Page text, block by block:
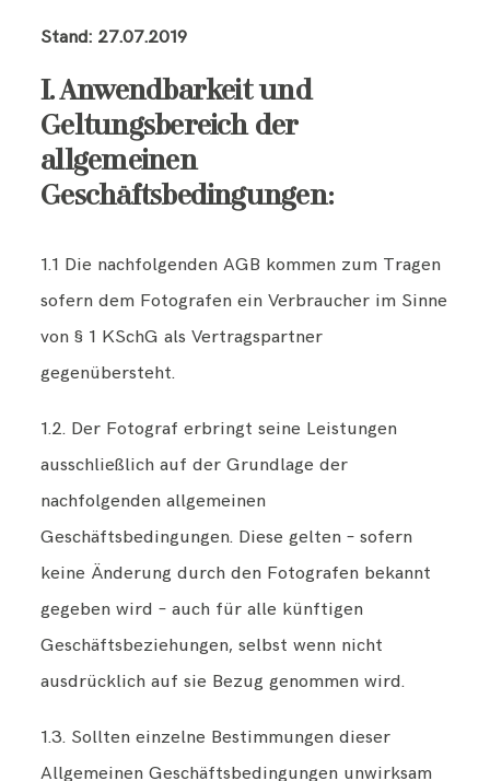
Kundenzugang 📸
Stand: 27.07.2019
I. Anwendbarkeit und
Geltungsbereich der
allgemeinen
Geschäftsbedingungen:
1.1 Die nachfolgenden AGB kommen zum Tragen
sofern dem Fotografen ein Verbraucher im Sinne
von § 1 KSchG als Vertragspartner
gegenübersteht.
1.2. Der Fotograf erbringt seine Leistungen
ausschließlich auf der Grundlage der
nachfolgenden allgemeinen
Geschäftsbedingungen. Diese gelten – sofern
keine Änderung durch den Fotografen bekannt
gegeben wird – auch für alle künftigen
Geschäftsbeziehungen, selbst wenn nicht
ausdrücklich auf sie Bezug genommen wird.
1.3. Sollten einzelne Bestimmungen dieser
Allgemeinen Geschäftsbedingungen unwirksam